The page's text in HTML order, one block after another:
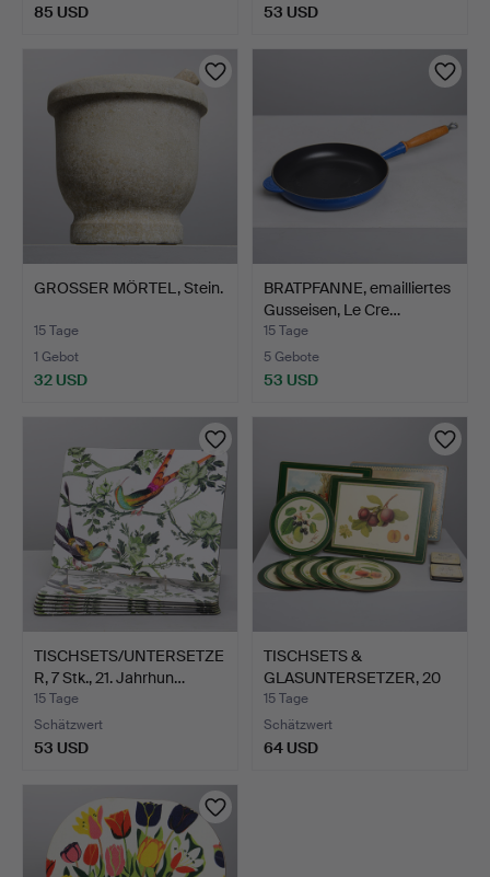
85 USD 53 USD
GROSSER MÖRTEL, Stein.
15 Tage
1 Gebot
32 USD
BRATPFANNE, emailliertes
Gusseisen, Le Cre…
15 Tage
5 Gebote
53 USD
TISCHSETS/UNTERSETZE
R, 7 Stk., 21. Jahrhun…
15 Tage
Schätzwert
53 USD
TISCHSETS &
GLASUNTERSETZER, 20
Teile, Pim…
15 Tage
Schätzwert
64 USD